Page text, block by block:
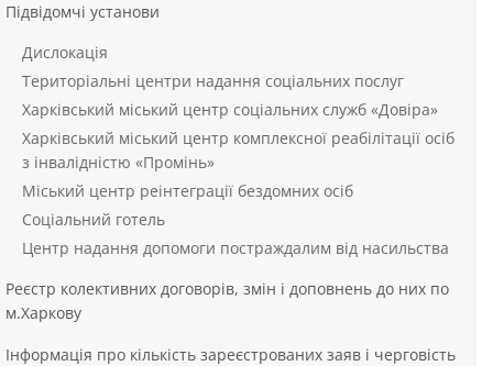
Підвідомчі установи
Дислокація
Територіальні центри надання соціальних послуг
Харківський міський центр соціальних служб «Довіра»
Харківський міський центр комплексної реабілітації осіб
з інвалідністю «Промінь»
Міський центр реінтеграції бездомних осіб
Соціальний готель
Центр надання допомоги постраждалим від насильства
Реєстр колективних договорів, змін і доповнень до них по
м.Харкову
Інформація про кількість зареєстрованих заяв і черговість